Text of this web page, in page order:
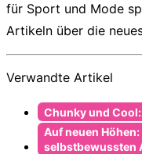
für Sport und Mode
Artikeln über die
Verwandte Artikel
Chunky und
Auf neuen
selbstbewussten